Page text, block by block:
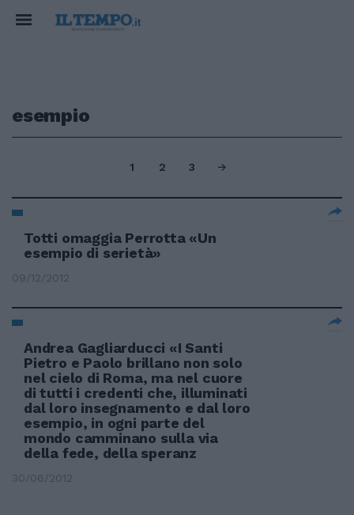
esempio
1 2 3
Totti omaggia Perrotta «Un
esempio di serietà»
09/12/2012
Andrea Gagliarducci «I Santi
Pietro e Paolo brillano non solo
nel cielo di Roma, ma nel cuore
di tutti i credenti che, illuminati
dal loro insegnamento e dal loro
esempio, in ogni parte del
mondo camminano sulla via
della fede, della speranz
30/06/2012